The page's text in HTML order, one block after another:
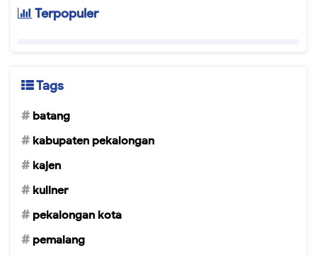
Terpopuler
Tags
batang
kabupaten pekalongan
kajen
kuliner
pekalongan kota
pemalang